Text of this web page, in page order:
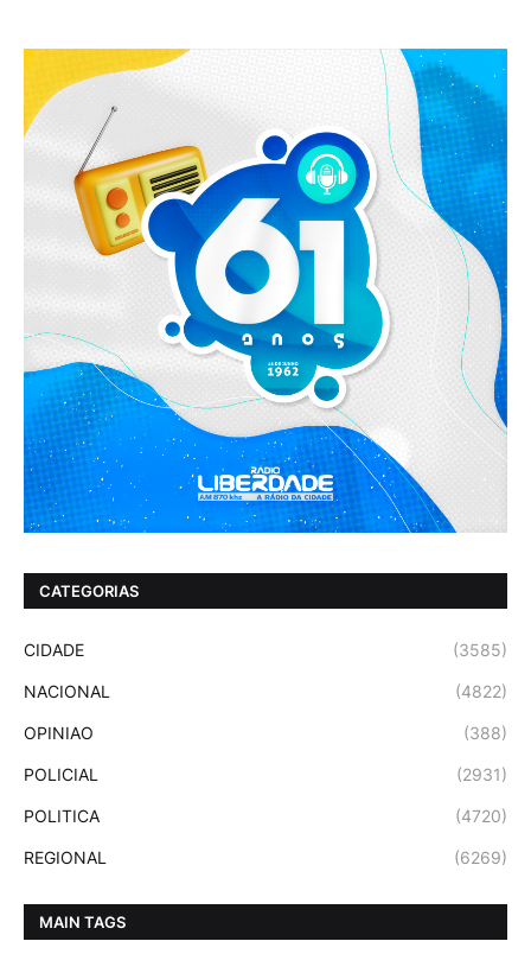
CATEGORIAS
CIDADE (3585)
NACIONAL (4822)
OPINIAO (388)
POLICIAL (2931)
POLITICA (4720)
REGIONAL (6269)
MAIN TAGS